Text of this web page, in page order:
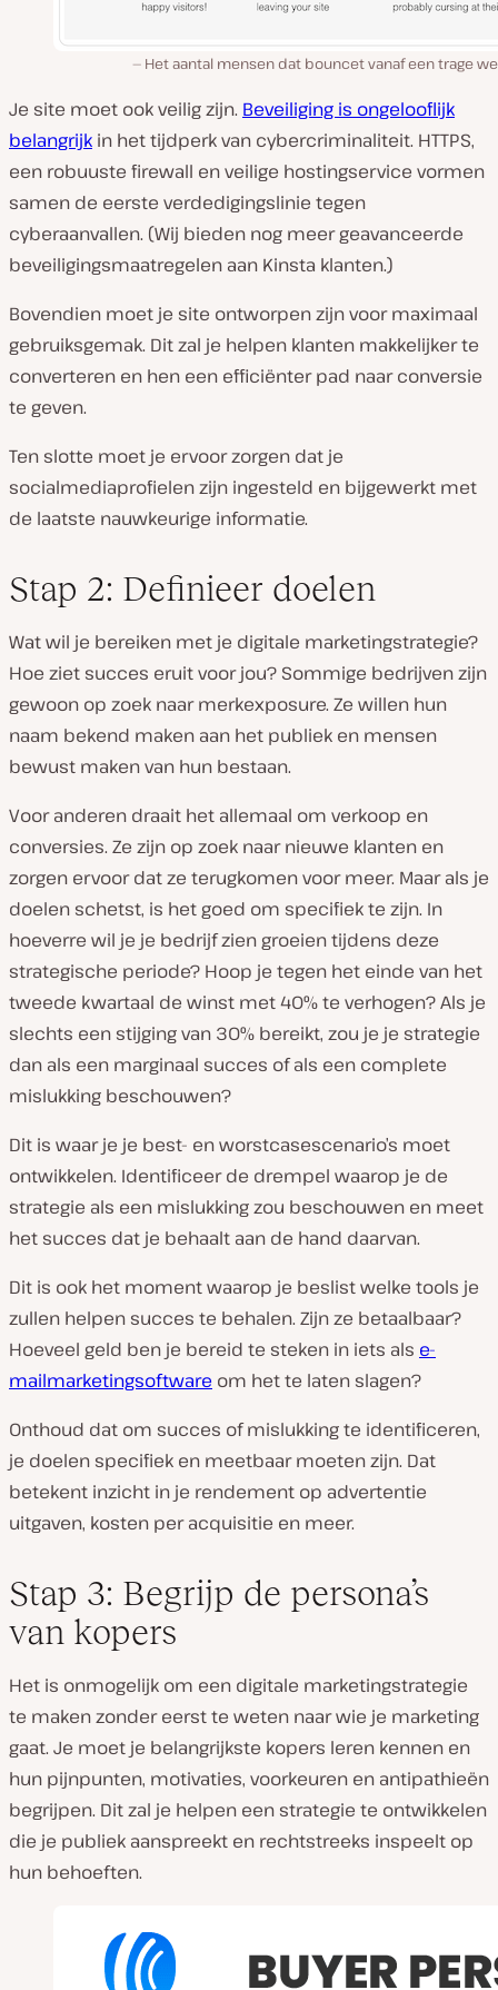
Het aantal mensen dat bouncet vanaf een trage
Je site moet ook veilig zijn. Beveiliging is ongelooflijk
belangrijk in het tijdperk van cybercriminaliteit. HTTPS,
een robuuste firewall en veilige hostingservice vormen
samen de eerste verdedigingslinie tegen
cyberaanvallen. (Wij bieden nog meer geavanceerde
beveiligingsmaatregelen aan Kinsta klanten.)
Bovendien moet je site ontworpen zijn voor maximaal
gebruiksgemak. Dit zal je helpen klanten makkelijker te
converteren en hen een efficiënter pad naar conversie
te geven.
Ten slotte moet je ervoor zorgen dat je
socialmediaprofielen zijn ingesteld en bijgewerkt met
de laatste nauwkeurige informatie.
Stap 2: Definieer doelen
Wat wil je bereiken met je digitale marketingstrategie?
Hoe ziet succes eruit voor jou? Sommige bedrijven zijn
gewoon op zoek naar merkexposure. Ze willen hun
naam bekend maken aan het publiek en mensen
bewust maken van hun bestaan.
Voor anderen draait het allemaal om verkoop en
conversies. Ze zijn op zoek naar nieuwe klanten en
zorgen ervoor dat ze terugkomen voor meer. Maar als je
doelen schetst, is het goed om specifiek te zijn. In
hoeverre wil je je bedrijf zien groeien tijdens deze
strategische periode? Hoop je tegen het einde van het
tweede kwartaal de winst met 40% te verhogen? Als je
slechts een stijging van 30% bereikt, zou je je strategie
dan als een marginaal succes of als een complete
mislukking beschouwen?
Dit is waar je je best- en worstcasescenario’s moet
ontwikkelen. Identificeer de drempel waarop je de
strategie als een mislukking zou beschouwen en meet
het succes dat je behaalt aan de hand daarvan.
Dit is ook het moment waarop je beslist welke tools je
zullen helpen succes te behalen. Zijn ze betaalbaar?
Hoeveel geld ben je bereid te steken in iets als e-
mailmarketingsoftware om het te laten slagen?
Onthoud dat om succes of mislukking te identificeren,
je doelen specifiek en meetbaar moeten zijn. Dat
betekent inzicht in je rendement op advertentie
uitgaven, kosten per acquisitie en meer.
Stap 3: Begrijp de persona’s
van kopers
Het is onmogelijk om een digitale marketingstrategie
te maken zonder eerst te weten naar wie je marketing
gaat. Je moet je belangrijkste kopers leren kennen en
hun pijnpunten, motivaties, voorkeuren en antipathieën
begrijpen. Dit zal je helpen een strategie te ontwikkelen
die je publiek aanspreekt en rechtstreeks inspeelt op
hun behoeften.